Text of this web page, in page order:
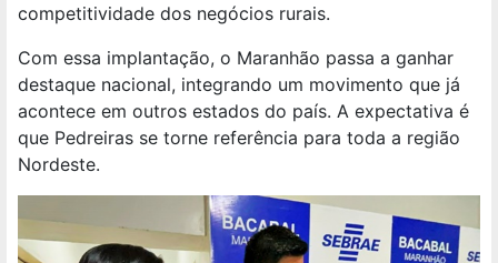
competitividade dos negócios rurais.
Com essa implantação, o Maranhão passa a ganhar
destaque nacional, integrando um movimento que já
acontece em outros estados do país. A expectativa é
que Pedreiras se torne referência para toda a região
Nordeste.